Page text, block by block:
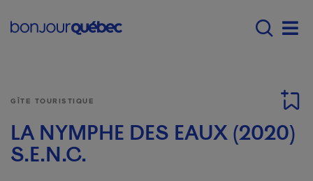
Main navigation -
GÎTE TOURISTIQUE
LA NYMPHE DES EAUX (2020)
S.E.N.C.